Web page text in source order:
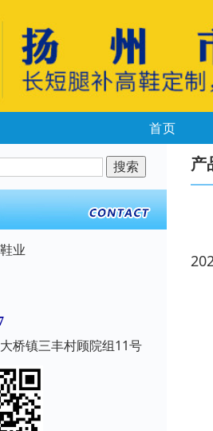
首页
业
桥镇三丰村顾院组11号
产